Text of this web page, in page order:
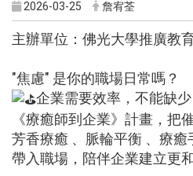
2026-03-25 詹宥荃
主辦單位：佛光大學推廣教
"焦慮" 是你的職場日常嗎？
企業需要效率，不能缺少
《療癒師到企業》計畫，把
芳香療癒 、脈輪平衡 、療癒
帶入職場，陪伴企業建立更